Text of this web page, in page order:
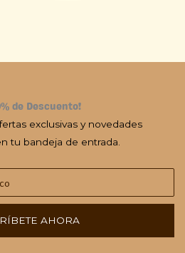
de Descuento!
exclusivas y novedades
tu bandeja de entrada.
AHORA